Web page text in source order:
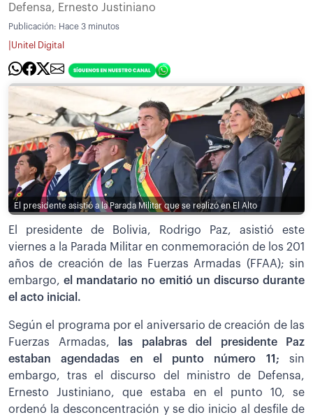
Defensa, Ernesto Justiniano
Publicación: Hace 3 minutos
Unitel Digital
El presidente asistió a la Parada Militar que se realizó en El Alto
El presidente de Bolivia, Rodrigo Paz, asistió este
viernes a la Parada Militar en conmemoración de los 201
años de creación de las Fuerzas Armadas (FFAA); sin
embargo,el mandatario no emitió un discurso durante
el acto inicial.
Según el programa por el aniversario de creación de las
Fuerzas Armadas,
las palabras del presidente Paz
estaban agendadas en el punto número 11; sin
embargo, tras el discurso del ministro de Defensa,
Ernesto Justiniano, que estaba en el punto 10, se
ordenó la desconcentración y se dio inicio al desfile de